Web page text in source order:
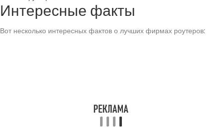
Интересные факты
Вот несколько интересных фактов о лучших фирмах роутеров: